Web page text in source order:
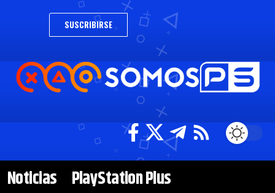
SUSCRIBIRSE
Noticias
PlayStation Plus